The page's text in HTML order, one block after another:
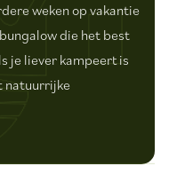
weken op vakantie
die het best
je liever kampeert is
natuurrijke